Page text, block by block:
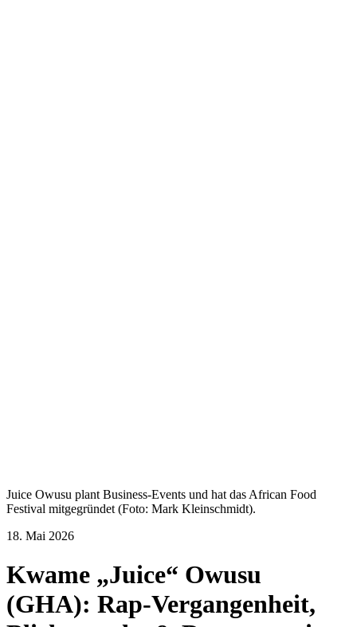
Juice Owusu plant Business-Events und hat das African Food
Festival mitgegründet (Foto: Mark Kleinschmidt).
18. Mai 2026
Kwame „Juice“ Owusu
(GHA): Rap-Vergangenheit,